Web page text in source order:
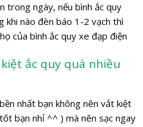
trong ngày, nếu bình ắc quy
khi nào đèn báo 1-2 vạch thì
của bình ắc quy xe đạp điện
ắc quy quá nhiều
nhất bạn không nên vắt kiệt
bạn nhỉ ^^ ) mà nên sạc ngay